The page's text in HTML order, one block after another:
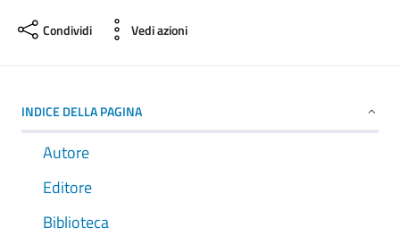
Condividi Vedi azioni
INDICE DELLA PAGINA
Autore
Editore
Biblioteca